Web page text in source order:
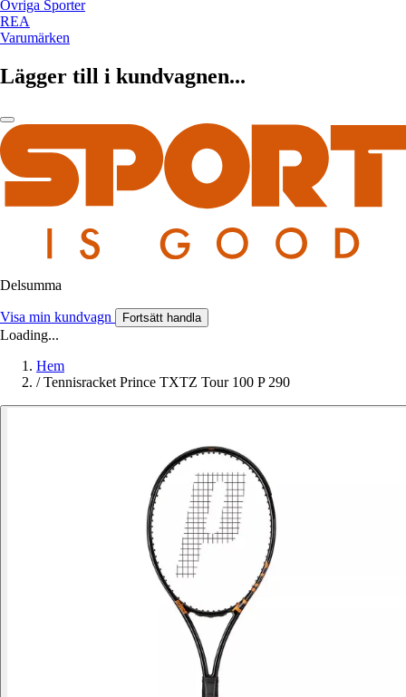
Övriga Sporter
REA
Varumärken
Lägger till i kundvagnen...
Delsumma
Visa min kundvagn Fortsätt handla
Loading...
Hem
/ Tennisracket Prince TXTZ Tour 100 P 290